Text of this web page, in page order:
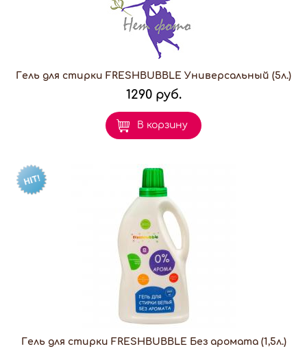
Гель для стирки FRESHBUBBLE Универсальный (5л.)
1290 руб.
В корзину
Гель для стирки FRESHBUBBLE Без аромата (1,5л.)